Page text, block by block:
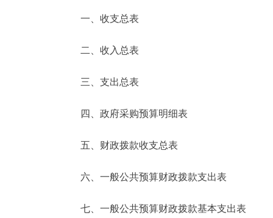
12345网上接诉即办
参与调查
走进北京
北京概况
绿色北京
ENGLISH
一、收支总表
二、收入总表
三、支出总表
四、政府采购预算明细表
五、财政拨款收支总表
六、一般公共预算财政拨款支出表
七、一般公共预算财政拨款基本支出表